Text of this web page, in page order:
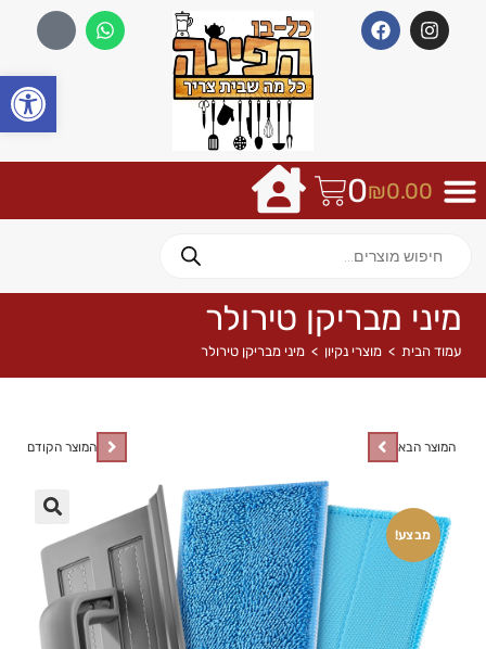
₪0.00
0
מיני מבריקן טירולר
עמוד הבית > מוצרי נקיון > מיני מבריקן טירולר
מבצע!
המוצר הקודם המוצר הבא